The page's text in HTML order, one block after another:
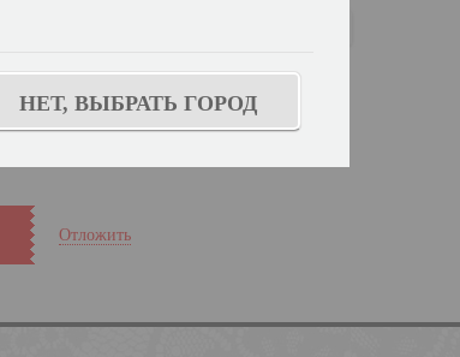
Отложить
НЕТ, ВЫБРАТЬ ГОРОД